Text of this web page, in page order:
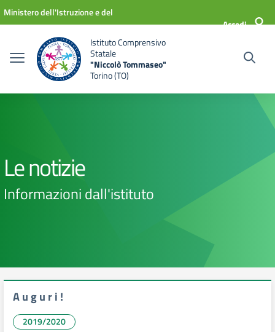
Vai ai contenuti
Vai al menu di navigazione
Vai al footer
Ministero dell'Istruzione e del
Accedi
Istituto Comprensivo
Statale
"Niccolò Tommaseo"
Torino (TO)
Le notizie
Informazioni dall'istituto
A u g u r i !
2019/2020